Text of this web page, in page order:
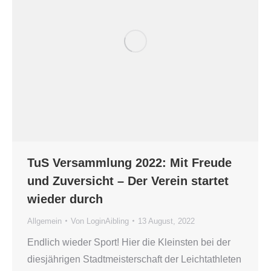
TuS Versammlung 2022: Mit Freude
und Zuversicht – Der Verein startet
wieder durch
Allgemein Von LoginAibling 13 August, 2022
Endlich wieder Sport! Hier die Kleinsten bei der
diesjährigen Stadtmeisterschaft der Leichtathleten